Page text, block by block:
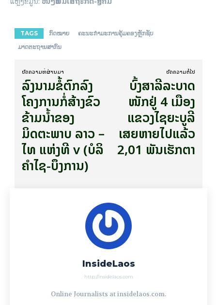
TAGS ກົດໝາຍ
ຄະນະກໍາມະການຄຸ້ມຄອງຫຼັກຊັບ
ມາດຕະຖານສາກົນ
ບົດ​ຄວາມ​ທີ່​ຜ່ານ​ມາ
ລົງນາມຂໍ້ຕົກລົງ
ໂຄງການກໍ່ສ້າງຂົວ
ຂ້າມນໍ້າຂອງ
ມິດຕະພາບ ລາວ –
ໄທ ແຫ່ງທີ v (ບໍລິ
ຄຳໄຊ-ບຶງການ)
ບົດ​ຄວາມ​ຕໍ່​ໄປ
ບົ້ງສາລີລະບາດ
ໜັກຢູ່ 4 ເມືອງ
ແຂວງໄຊຍະບູລີ
ເສຍຫາຍໄປແລ້ວ
2,01 ພັນເຮັກຕາ
InsideLaos
http://insidelaos.com
Online Journalists at insidelaos.com.